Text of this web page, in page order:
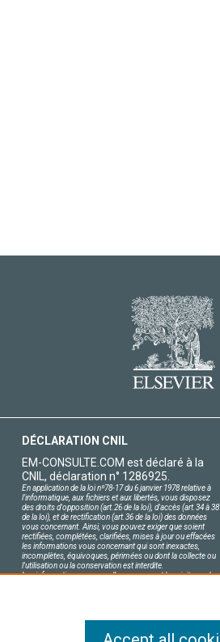
DÉCLARATION CNIL
EM-CONSULTE.COM est déclaré à la
CNIL, déclaration n° 1286925.
En application de la loi nº78-17 du 6 janvier 1978 relative à
l'informatique, aux fichiers et aux libertés, vous disposez
des droits d'opposition (art.26 de la loi), d'accès (art.34 à 38
de la loi), et de rectification (art.36 de la loi) des données
vous concernant. Ainsi, vous pouvez exiger que soient
rectifiées, complétées, clarifiées, mises à jour ou effacées
les informations vous concernant qui sont inexactes,
incomplètes, équivoques, périmées ou dont la collecte ou
l'utilisation ou la conservation est interdite.
Les informations personnelles concernant les visiteurs de